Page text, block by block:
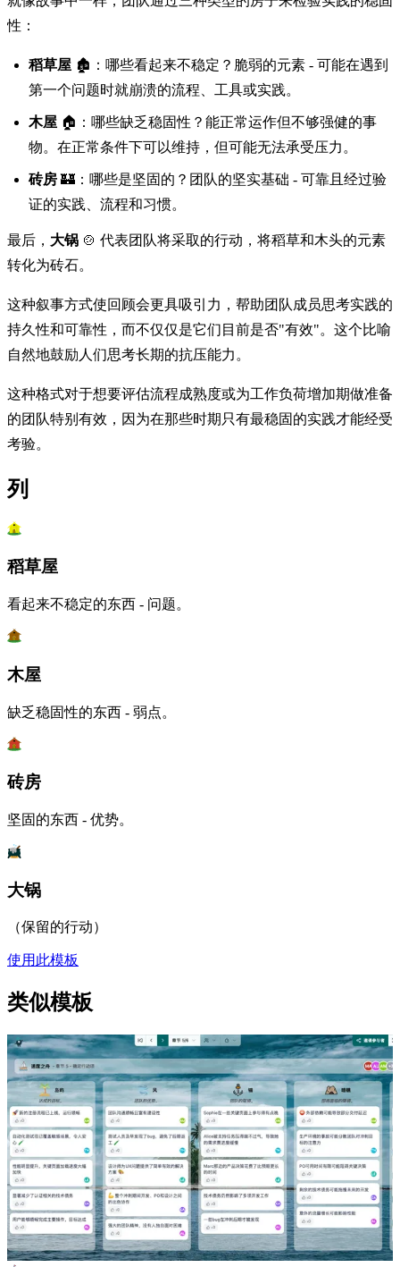
性：
稻草屋 🏚️：哪些看起来不稳定？脆弱的元素 - 可能在遇到
第一个问题时就崩溃的流程、工具或实践。
木屋 🏠：哪些缺乏稳固性？能正常运作但不够强健的事
物。在正常条件下可以维持，但可能无法承受压力。
砖房 🏰：哪些是坚固的？团队的坚实基础 - 可靠且经过验
证的实践、流程和习惯。
最后， 大锅 🍲 代表团队将采取的行动，将稻草和木头的元素
转化为砖石。
这种叙事方式使回顾会更具吸引力，帮助团队成员思考实践的
持久性和可靠性，而不仅仅是它们目前是否"有效"。这个比喻
自然地鼓励人们思考长期的抗压能力。
这种格式对于想要评估流程成熟度或为工作负荷增加期做准备
的团队特别有效，因为在那些时期只有最稳固的实践才能经受
考验。
列
稻草屋
看起来不稳定的东西 - 问题。
木屋
缺乏稳固性的东西 - 弱点。
砖房
坚固的东西 - 优势。
大锅
（保留的行动）
使用此模板
类似模板